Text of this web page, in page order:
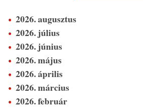
2026. augusztus
2026. július
2026. június
2026. május
2026. április
2026. március
2026. február